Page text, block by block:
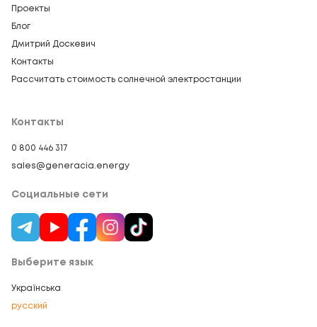
Проекты
Блог
Дмитрий Доскевич
Контакты
Рассчитать стоимость солнечной электростанции
Контакты
0 800 446 317
sales@generacia.energy
Социальные сети
Выберите язык
Українська
русский